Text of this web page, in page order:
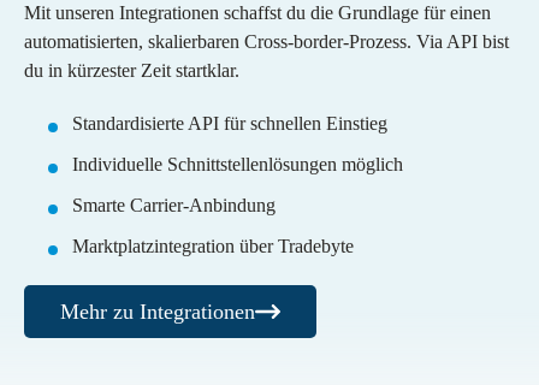
Mit unseren Integrationen schaffst du die Grundlage für einen
automatisierten, skalierbaren Cross-border-Prozess. Via API bist
du in kürzester Zeit startklar.
Standardisierte API für schnellen Einstieg
Individuelle Schnittstellenlösungen möglich
Smarte Carrier-Anbindung
Marktplatzintegration über Tradebyte
Mehr zu Integrationen